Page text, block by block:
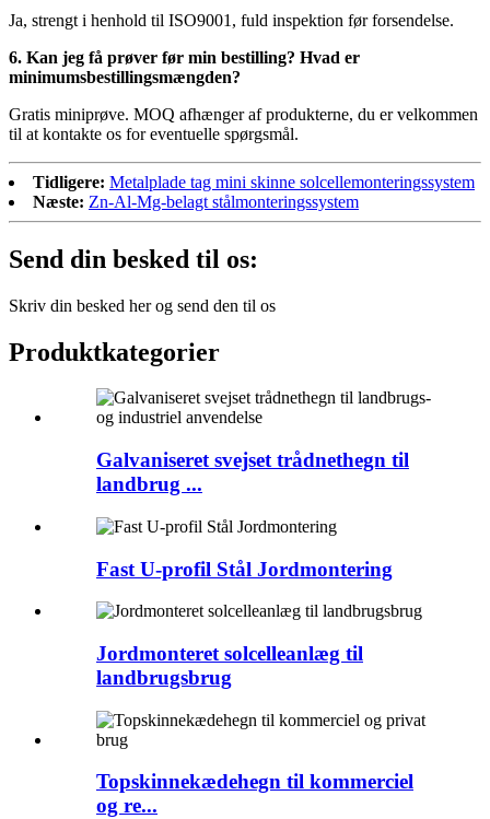
Ja, strengt i henhold til ISO9001, fuld inspektion før forsendelse.
6. Kan jeg få prøver før min bestilling? Hvad er
minimumsbestillingsmængden?
Gratis miniprøve. MOQ afhænger af produkterne, du er velkommen
til at kontakte os for eventuelle spørgsmål.
Tidligere: Metalplade tag mini skinne solcellemonteringssystem
Næste: Zn-Al-Mg-belagt stålmonteringssystem
Send din besked til os:
Skriv din besked her og send den til os
Produktkategorier
Galvaniseret svejset trådnethegn til
landbrug ...
Fast U-profil Stål Jordmontering
Jordmonteret solcelleanlæg til
landbrugsbrug
Topskinnekædehegn til kommerciel
og re...